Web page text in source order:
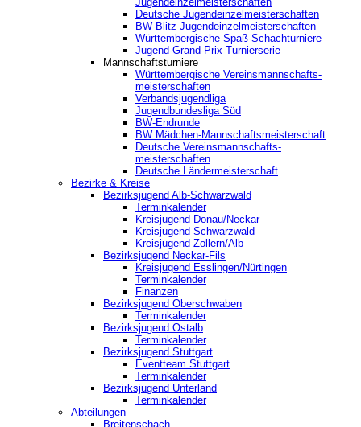
Deutsche Jugendeinzelmeisterschaften
BW-Blitz Jugendeinzelmeisterschaften
Württembergische Spaß-Schachturniere
Jugend-Grand-Prix Turnierserie
Mannschaftsturniere
Württembergische Vereinsmannschafts-
meisterschaften
Verbandsjugendliga
Jugendbundesliga Süd
BW-Endrunde
BW Mädchen-Mannschaftsmeisterschaft
Deutsche Vereinsmannschafts-
meisterschaften
Deutsche Ländermeisterschaft
Bezirke & Kreise
Bezirksjugend Alb-Schwarzwald
Terminkalender
Kreisjugend Donau/Neckar
Kreisjugend Schwarzwald
Kreisjugend Zollern/Alb
Bezirksjugend Neckar-Fils
Kreisjugend ‎Esslingen/Nürtingen
Terminkalender
Finanzen
Bezirksjugend Oberschwaben
Terminkalender
Bezirksjugend Ostalb
Terminkalender
Bezirksjugend Stuttgart
‎Eventteam Stuttgart
Terminkalender
Bezirksjugend Unterland
Terminkalender
Abteilungen
Breitenschach